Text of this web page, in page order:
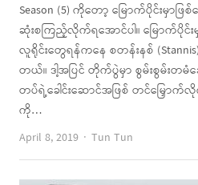
Season (5) ကိုတော့ မြောက်ပိုင်းမှာ
ဆုံးစကြည့်လိုက်ရအောင်ပါ။ မြောက်ပိုင်
လူရိုင်းတွေရန်ကနေ စတန်းနစ်
တယ်။ ဒါ့အပြင် တိုက်ပွဲမှာ စွမ်းစွမ်းတ
တပ်ရဲ့ခေါင်းဆောင်အဖြစ် တင်မြှော
ကို…
April 8, 2019
Author
Tun Tun